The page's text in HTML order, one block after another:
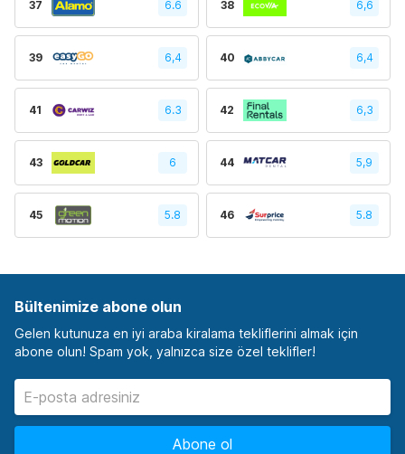
37 6.6 38 6,6
39 6,4 40 6,4
41 6.3 42 6,3
43 6 44 5,9
45 5.8 46 5.8
Bültenimize abone olun
Gelen kutunuza en iyi araba kiralama tekliflerini almak için
abone olun! Spam yok, yalnızca size özel teklifler!
Abone ol